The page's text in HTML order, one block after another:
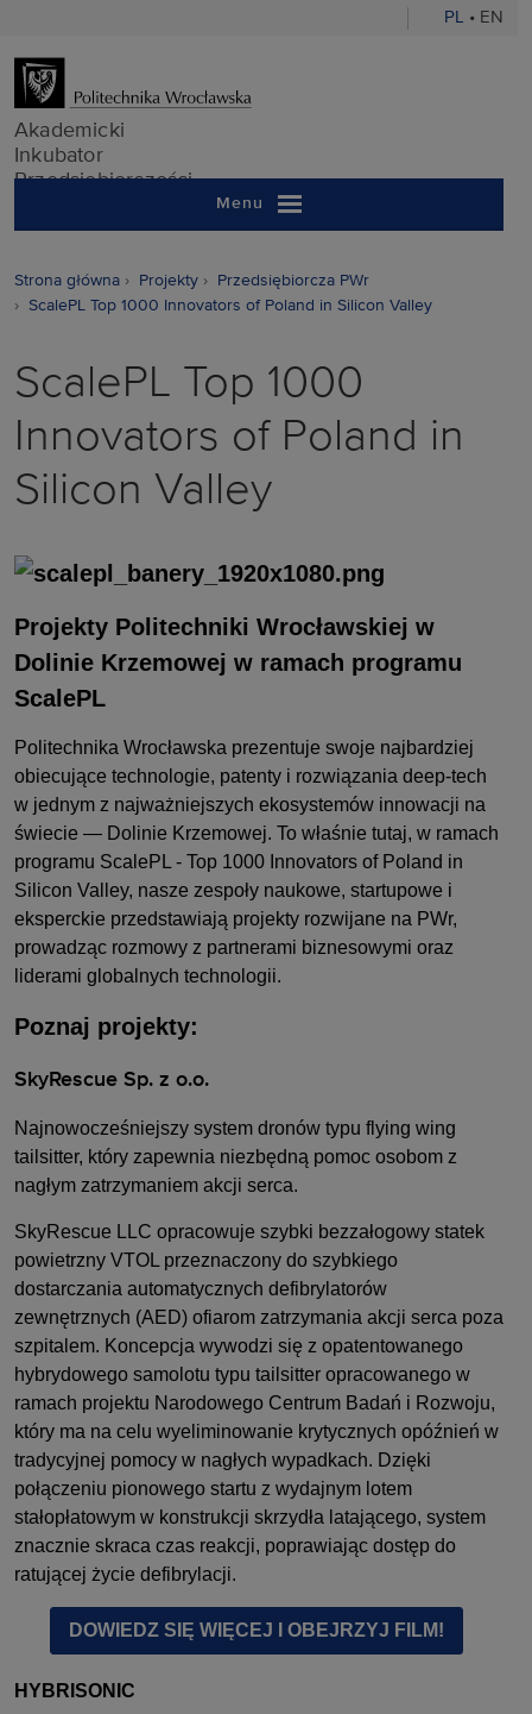
PL • EN
Akademicki
Akademicki
Inkubator
Przedsiębiorczości
Menu
Strona główna Projekty
Przedsiębiorcza PWr
ScalePL Top 1000 Innovators of Poland in Silicon Valley
ScalePL Top 1000
Innovators of Poland in
Silicon Valley
Projekty Politechniki Wrocławskiej w
Dolinie Krzemowej w ramach programu
ScalePL
Politechnika Wrocławska prezentuje swoje najbardziej
obiecujące technologie, patenty i rozwiązania deep-tech
w jednym z najważniejszych ekosystemów innowacji na
świecie — Dolinie Krzemowej. To właśnie tutaj, w ramach
programu ScalePL - Top 1000 Innovators of Poland in
Silicon Valley, nasze zespoły naukowe, startupowe i
eksperckie przedstawiają projekty rozwijane na PWr,
prowadząc rozmowy z partnerami biznesowymi oraz
liderami globalnych technologii.
Poznaj projekty:
SkyRescue Sp. z o.o.
Najnowocześniejszy system dronów typu flying wing
tailsitter, który zapewnia niezbędną pomoc osobom z
nagłym zatrzymaniem akcji serca.
SkyRescue LLC opracowuje szybki bezzałogowy statek
powietrzny VTOL przeznaczony do szybkiego
dostarczania automatycznych defibrylatorów
zewnętrznych (AED) ofiarom zatrzymania akcji serca poza
szpitalem. Koncepcja wywodzi się z opatentowanego
hybrydowego samolotu typu tailsitter opracowanego w
ramach projektu Narodowego Centrum Badań i Rozwoju,
który ma na celu wyeliminowanie krytycznych opóźnień w
tradycyjnej pomocy w nagłych wypadkach. Dzięki
połączeniu pionowego startu z wydajnym lotem
stałopłatowym w konstrukcji skrzydła latającego, system
znacznie skraca czas reakcji, poprawiając dostęp do
ratującej życie defibrylacji.
DOWIEDZ SIĘ WIĘCEJ I OBEJRZYJ FILM!
HYBRISONIC